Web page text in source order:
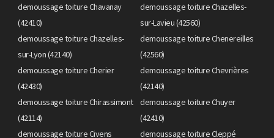
demoussage toiture Chavanay
(42410)
demoussage toiture Chazelles-
sur-Lavieu (42560)
demoussage toiture Chazelles-
sur-Lyon (42140)
demoussage toiture Chenereilles
(42560)
demoussage toiture Cherier
(42430)
demoussage toiture Chevrières
(42140)
demoussage toiture Chirassimont
(42114)
demoussage toiture Chuyer
(42410)
demoussage toiture Civens
demoussage toiture Cleppé